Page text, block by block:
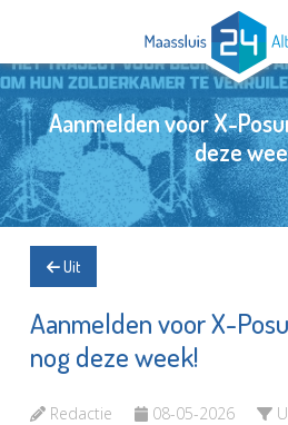
Aanmelden voor X-
deze
Uit
Aanmelden voor X-
nog deze week!
Redactie 08-05-2026